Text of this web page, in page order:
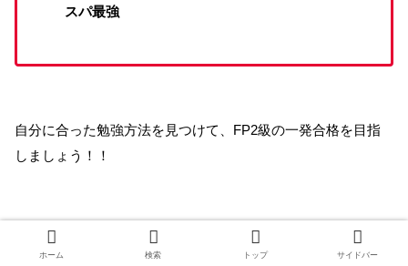
スパ最強
自分に合った勉強方法を見つけて、FP2級の一発合格を目指
しましょう！！
＼講座内容を見てみる／
ホーム 検索 トップ サイドバー